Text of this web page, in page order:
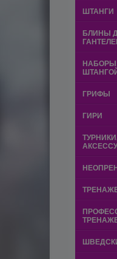
ШТАНГИ
БЛИНЫ
ГРИФЫ
ГИРИ